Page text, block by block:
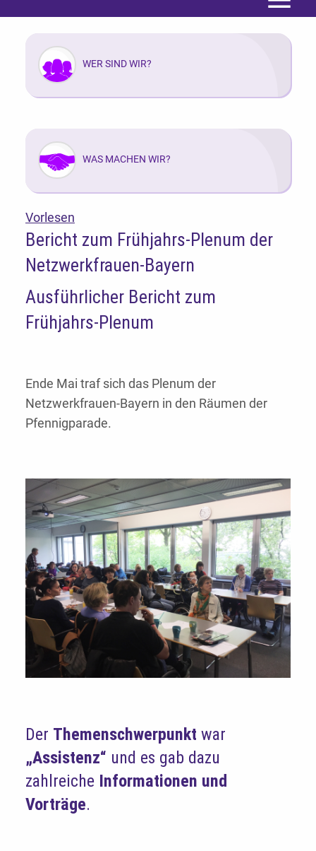
Menü
WER SIND WIR?
WAS MACHEN WIR?
Vorlesen
Bericht zum Frühjahrs-Plenum der
Netzwerkfrauen-Bayern
Ausführlicher Bericht zum
Frühjahrs-Plenum
Ende Mai traf sich das Plenum der
Netzwerkfrauen-Bayern in den Räumen der
Pfennigparade.
Der Themenschwerpunkt war
„Assistenz“ und es gab dazu
zahlreiche Informationen und
Vorträge.